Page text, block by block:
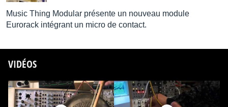
Music Thing Modular présente un nouveau module
Eurorack intégrant un micro de contact.
VIDÉOS